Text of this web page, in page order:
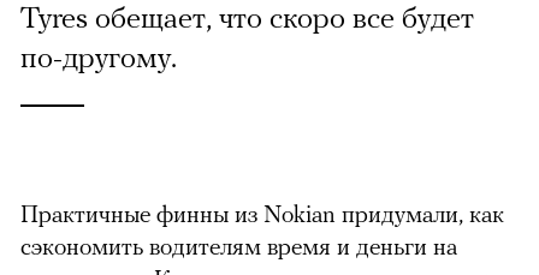
Tyres обещает, что скоро все будет
по-другому.
Практичные финны из Nokian придумали, как
сэкономить водителям время и деньги на